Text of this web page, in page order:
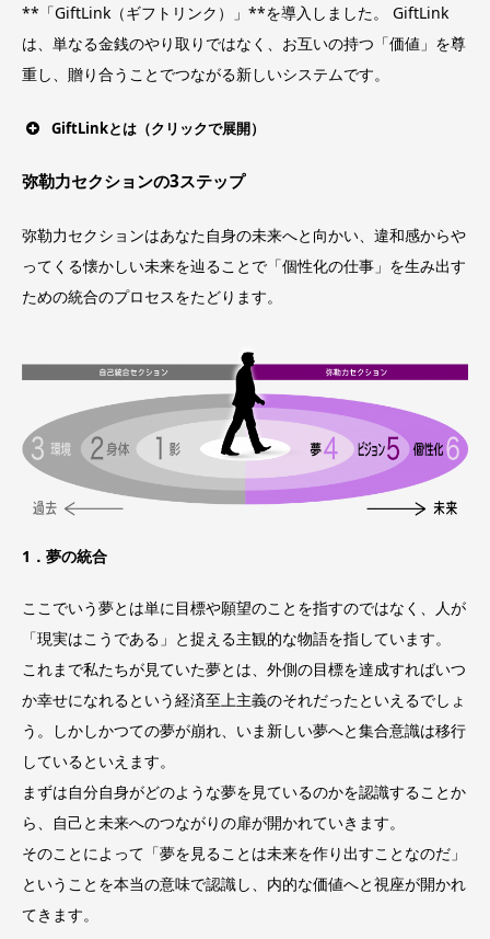
**「GiftLink（ギフトリンク）」**を導入しました。 GiftLink
は、単なる金銭のやり取りではなく、お互いの持つ「価値」を尊
重し、贈り合うことでつながる新しいシステムです。
GiftLinkとは （クリックで展開）
物品交換
労働貢献
弥勒力セクションの3ステップ
弥勒力セクションはあなた自身の未来へと向かい、違和感からや
ってくる懐かしい未来を辿ることで「個性化の仕事」を生み出す
ための統合のプロセスをたどります。
1．夢の統合
ここでいう夢とは単に目標や願望のことを指すのではなく、人が
「現実はこうである」と捉える主観的な物語を指しています。
これまで私たちが見ていた夢とは、外側の目標を達成すればいつ
か幸せになれるという経済至上主義のそれだったといえるでしょ
う。しかしかつての夢が崩れ、いま新しい夢へと集合意識は移行
しているといえます。
まずは自分自身がどのような夢を見ているのかを認識することか
ら、自己と未来へのつながりの扉が開かれていきます。
そのことによって「夢を見ることは未来を作り出すことなのだ」
ということを本当の意味で認識し、内的な価値へと視座が開かれ
てきます。